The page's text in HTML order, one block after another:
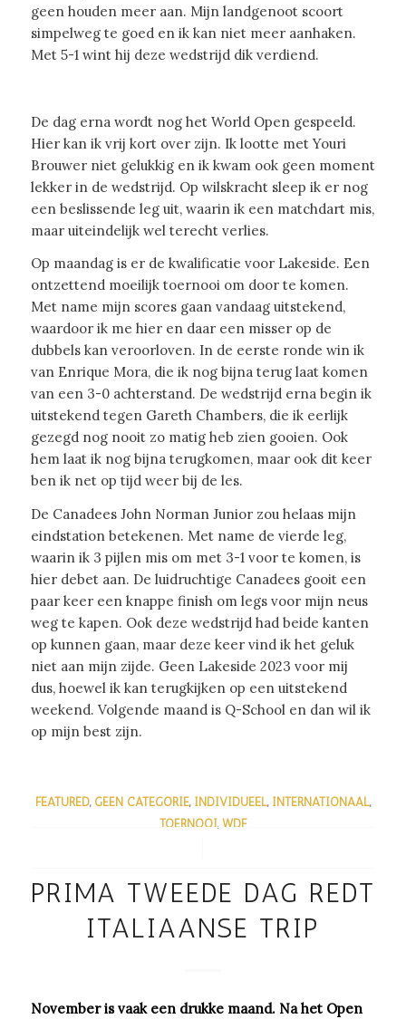
geen houden meer aan. Mijn landgenoot scoort
simpelweg te goed en ik kan niet meer aanhaken.
Met 5-1 wint hij deze wedstrijd dik verdiend.
De dag erna wordt nog het World Open gespeeld.
Hier kan ik vrij kort over zijn. Ik lootte met Youri
Brouwer niet gelukkig en ik kwam ook geen moment
lekker in de wedstrijd. Op wilskracht sleep ik er nog
een beslissende leg uit, waarin ik een matchdart mis,
maar uiteindelijk wel terecht verlies.
Op maandag is er de kwalificatie voor Lakeside. Een
ontzettend moeilijk toernooi om door te komen.
Met name mijn scores gaan vandaag uitstekend,
waardoor ik me hier en daar een misser op de
dubbels kan veroorloven. In de eerste ronde win ik
van Enrique Mora, die ik nog bijna terug laat komen
van een 3-0 achterstand. De wedstrijd erna begin ik
uitstekend tegen Gareth Chambers, die ik eerlijk
gezegd nog nooit zo matig heb zien gooien. Ook
hem laat ik nog bijna terugkomen, maar ook dit keer
ben ik net op tijd weer bij de les.
De Canadees John Norman Junior zou helaas mijn
eindstation betekenen. Met name de vierde leg,
waarin ik 3 pijlen mis om met 3-1 voor te komen, is
hier debet aan. De luidruchtige Canadees gooit een
paar keer een knappe finish om legs voor mijn neus
weg te kapen. Ook deze wedstrijd had beide kanten
op kunnen gaan, maar deze keer vind ik het geluk
niet aan mijn zijde. Geen Lakeside 2023 voor mij
dus, hoewel ik kan terugkijken op een uitstekend
weekend. Volgende maand is Q-School en dan wil ik
op mijn best zijn.
FEATURED, GEEN CATEGORIE, INDIVIDUEEL, INTERNATIONAAL,
TOERNOOI,WDF
PRIMA TWEEDE DAG REDT
ITALIAANSE TRIP
November is vaak een drukke maand. Na het Open